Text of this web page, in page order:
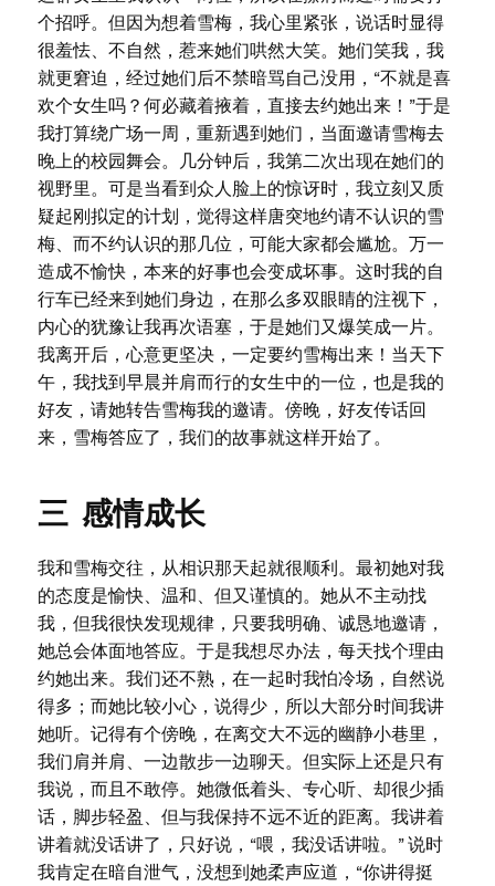
个招呼。但因为想着雪梅，我心里紧张，说话时显得
很羞怯、不自然，惹来她们哄然大笑。她们笑我，我
就更窘迫，经过她们后不禁暗骂自己没用，“不就是喜
欢个女生吗？何必藏着掖着，直接去约她出来！”于是
我打算绕广场一周，重新遇到她们，当面邀请雪梅去
晚上的校园舞会。几分钟后，我第二次出现在她们的
视野里。可是当看到众人脸上的惊讶时，我立刻又质
疑起刚拟定的计划，觉得这样唐突地约请不认识的雪
梅、而不约认识的那几位，可能大家都会尴尬。万一
造成不愉快，本来的好事也会变成坏事。这时我的自
行车已经来到她们身边，在那么多双眼睛的注视下，
内心的犹豫让我再次语塞，于是她们又爆笑成一片。
我离开后，心意更坚决，一定要约雪梅出来！当天下
午，我找到早晨并肩而行的女生中的一位，也是我的
好友，请她转告雪梅我的邀请。傍晚，好友传话回
来，雪梅答应了，我们的故事就这样开始了。
三 感情成长
我和雪梅交往，从相识那天起就很顺利。最初她对我
的态度是愉快、温和、但又谨慎的。她从不主动找
我，但我很快发现规律，只要我明确、诚恳地邀请，
她总会体面地答应。于是我想尽办法，每天找个理由
约她出来。我们还不熟，在一起时我怕冷场，自然说
得多；而她比较小心，说得少，所以大部分时间我讲
她听。记得有个傍晚，在离交大不远的幽静小巷里，
我们肩并肩、一边散步一边聊天。但实际上还是只有
我说，而且不敢停。她微低着头、专心听、却很少插
话，脚步轻盈、但与我保持不远不近的距离。我讲着
讲着就没话讲了，只好说，“喂，我没话讲啦。” 说时
我肯定在暗自泄气，没想到她柔声应道，“你讲得挺